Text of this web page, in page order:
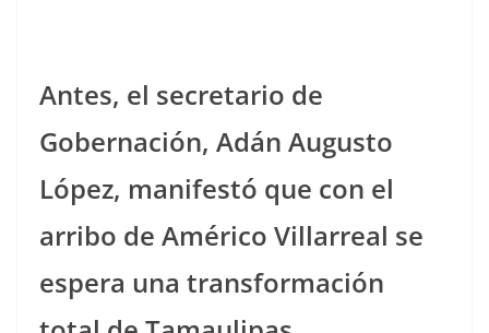
Antes, el secretario de
Gobernación, Adán Augusto
López, manifestó que con el
arribo de Américo Villarreal se
espera una transformación